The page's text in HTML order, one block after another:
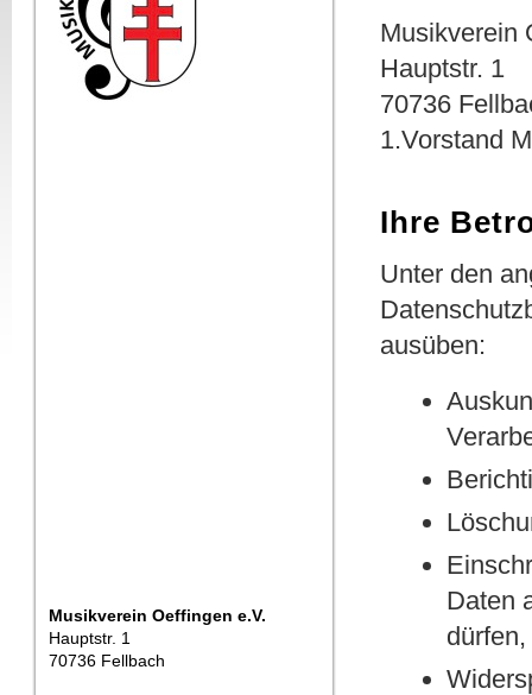
Musikverein Oeffingen e.V.
Hauptstr. 1
70736 Fellbach
Musikverein
Hauptstr. 1
70736
1.Vorstand
Ihre
Unter den
ausüben:
Daten
dürfen,